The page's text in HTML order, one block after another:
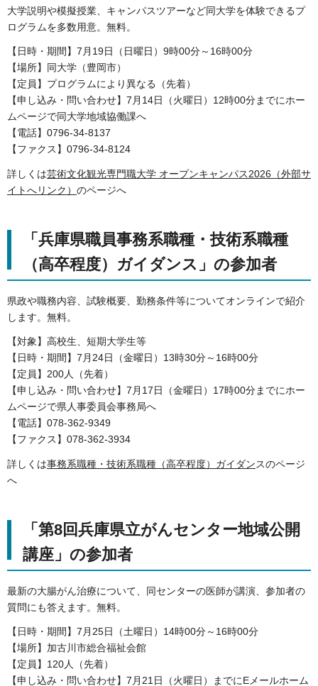
大学説明や模擬授業、キャンパスツアーなど同大学を体験できるプ
ログラムを多数用意。無料。
【日時・期間】7月19日（日曜日）9時00分～16時00分
【場所】同大学（豊岡市）
【定員】プログラムにより異なる（先着）
【申し込み・問い合わせ】7月14日（火曜日）12時00分までにホー
ムページで同大学地域協働課へ
【電話】0796-34-8137
【ファクス】0796-34-8124
詳しくは芸術文化観光専門職大学 オープンキャンパス2026（外部サ
イトへリンク） のページへ
「兵庫県職員事務系職種・技術系職種
（高卒程度）ガイダンス」の参加者
県政や職務内容、試験概要、勤務条件等についてオンラインで紹介
します。無料。
【対象】高校生、短期大学生等
【日時・期間】7月24日（金曜日）13時30分～16時00分
【定員】200人（先着）
【申し込み・問い合わせ】7月17日（金曜日）17時00分までにホー
ムページで県人事委員会事務局へ
【電話】078-362-9349
【ファクス】078-362-3934
詳しくは事務系職種・技術系職種（高卒程度）ガイダンスのページ
へ
「第8回兵庫県立がんセンター地域公開
講座」の参加者
最新の大腸がん治療について、同センターの医師が講演、参加者の
質問にも答えます。無料。
【日時・期間】7月25日（土曜日）14時00分～16時00分
【場所】加古川市総合福祉会館
【定員】120人（先着）
【申し込み・問い合わせ】7月21日（火曜日）までにEメールホーム